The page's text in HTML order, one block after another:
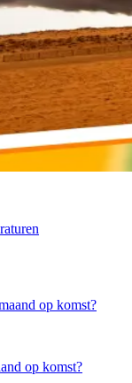
op komst?